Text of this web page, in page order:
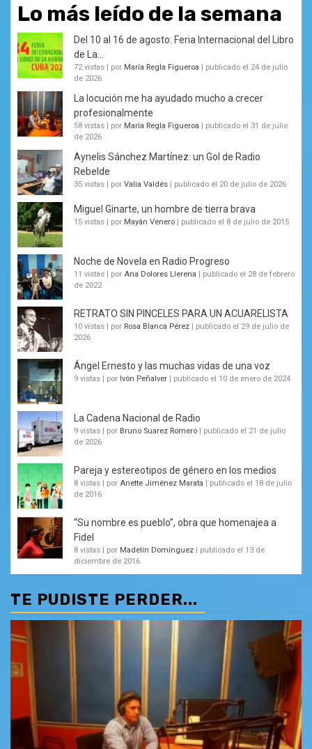
Lo más leído de la semana
Del 10 al 16 de agosto: Feria Internacional del Libro
de La...
72 vistas | por María Regla Figueroa | publicado el 24 de julio
de 2026
La locución me ha ayudado mucho a crecer
profesionalmente
58 vistas | por María Regla Figueroa | publicado el 31 de julio
de 2026
Aynelis Sánchez Martínez: un Gol de Radio
Rebelde
35 vistas | por Valia Valdés | publicado el 20 de julio de 2026
Miguel Ginarte, un hombre de tierra brava
15 vistas | por Mayán Venero | publicado el 8 de julio de 2015
Noche de Novela en Radio Progreso
11 vistas | por Ana Dolores Llerena | publicado el 28 de febrero
de 2022
RETRATO SIN PINCELES PARA UN ACUARELISTA
10 vistas | por Rosa Blanca Pérez | publicado el 29 de julio de
2026
Ángel Ernesto y las muchas vidas de una voz
9 vistas | por Ivón Peñalver | publicado el 10 de enero de 2024
La Cadena Nacional de Radio
9 vistas | por Bruno Suarez Romero | publicado el 21 de julio
de 2026
Pareja y estereotipos de género en los medios
8 vistas | por Anette Jiménez Marata | publicado el 18 de julio
de 2016
“Su nombre es pueblo”, obra que homenajea a
Fidel
8 vistas | por Madelín Domínguez | publicado el 13 de
diciembre de 2016
TE PUDISTE PERDER...